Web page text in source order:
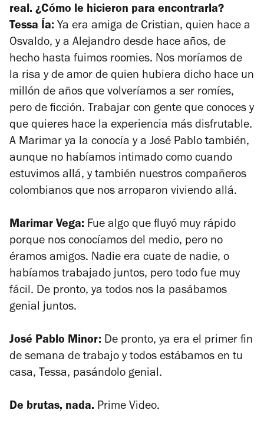
real. ¿Cómo le hicieron para encontrarla?
Tessa Ía: Ya era amiga de Cristian, quien hace a
Osvaldo, y a Alejandro desde hace años, de
hecho hasta fuimos roomies. Nos moríamos de
la risa y de amor de quien hubiera dicho hace un
millón de años que volveríamos a ser romíes,
pero de ficción. Trabajar con gente que conoces y
que quieres hace la experiencia más disfrutable.
A Marimar ya la conocía y a José Pablo también,
aunque no habíamos intimado como cuando
estuvimos allá, y también nuestros compañeros
colombianos que nos arroparon viviendo allá.
Marimar Vega: Fue algo que fluyó muy rápido
porque nos conocíamos del medio, pero no
éramos amigos. Nadie era cuate de nadie, o
habíamos trabajado juntos, pero todo fue muy
fácil. De pronto, ya todos nos la pasábamos
genial juntos.
José Pablo Minor: De pronto, ya era el primer fin
de semana de trabajo y todos estábamos en tu
casa, Tessa, pasándolo genial.
De brutas, nada. Prime Video.